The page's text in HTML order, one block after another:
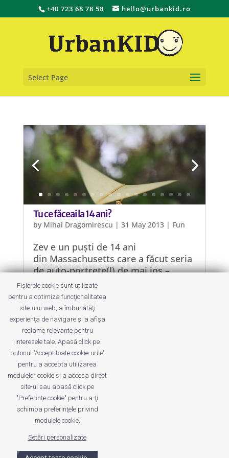
+40 723 68 78 58 hello@urbankid.ro
Select Page
Tu ce făceai la 14 ani?
by Mihai Dragomirescu | 31 May 2013| Fun
Zev e un puști de 14 ani
din Massachusetts care a făcut seria
de auto-portrete(!) de mai jos –
editate și cu ajutorul surorii lui,
Nellie (17 ani). Munca lor pare să
reflecte trecerea de la copilărie și
lumea basmelor la adolescența mult
mai complicată și cu mai...
Despre noi Publicitate
Privacy
© UrbanKID. Proiect dezvoltat de Dana și
Dragomirescu. Temă WordPress:
Fișierele cookie sunt utilizate
pentru a optimiza funcţionalitatea
site-ului web, a îmbunătăţi
experienţa de navigare şi a afişa
reclame relevante pentru
interesele tale. Apasă click pe
butonul "Accept toate cookie-urile"
pentru a accepta utilizarea
modulelor cookie şi a accesa direct
site-ul sau apasă click pe
"Preferințe cookie" pentru a-ţi
schimba preferinţele privind
modulele cookie.
Setări personalizate